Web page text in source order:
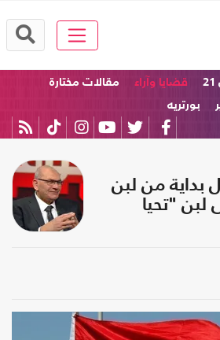
قضايا وآراء
مقالات مختارة
بورتريه
بداية من لبن
"تحيا